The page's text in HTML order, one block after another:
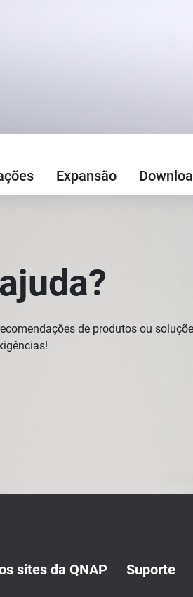
Expansão
de produtos ou
sites da QNAP Suporte